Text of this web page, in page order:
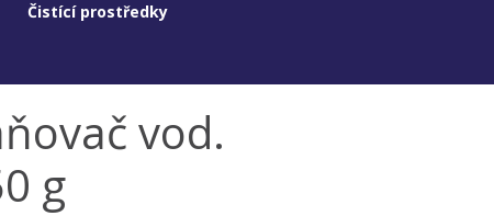
Čistící prostředky
vod.
g